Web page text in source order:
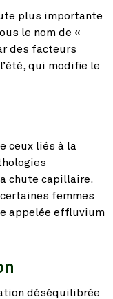
plus importante
le nom de «
des facteurs
qui modifie le
ceux liés à la
chute capillaire.
certaines femmes
appelée effluvium
déséquilibrée